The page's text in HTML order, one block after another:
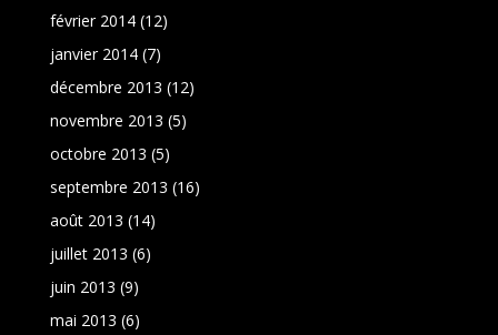
février 2014(12)
janvier 2014(7)
décembre 2013 (12)
novembre 2013 (5)
octobre 2013 (5)
septembre 2013 (16)
août 2013 (14)
juillet 2013 (6)
juin 2013 (9)
mai 2013 (6)